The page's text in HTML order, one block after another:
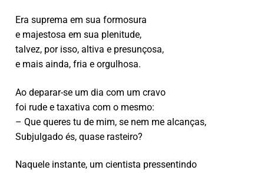
Era suprema em sua formosura
e majestosa em sua plenitude,
talvez, por isso, altiva e presunçosa,
e mais ainda, fria e orgulhosa.
Ao deparar-se um dia com um cravo
foi rude e taxativa com o mesmo:
– Que queres tu de mim, se nem me alcanças,
Subjulgado és, quase rasteiro?
Naquele instante, um cientista pressentindo